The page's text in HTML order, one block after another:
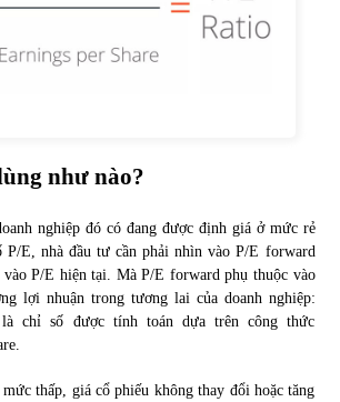
như nào?
nghiệp đó có đang được định giá ở mức rẻ
P/E, nhà đầu tư cần phải nhìn vào P/E forward
P/E hiện tại. Mà P/E forward phụ thuộc vào
lợi nhuận trong tương lai của doanh nghiệp:
chỉ số được tính toán dựa trên công thức
thấp, giá cổ phiếu không thay đổi hoặc tăng